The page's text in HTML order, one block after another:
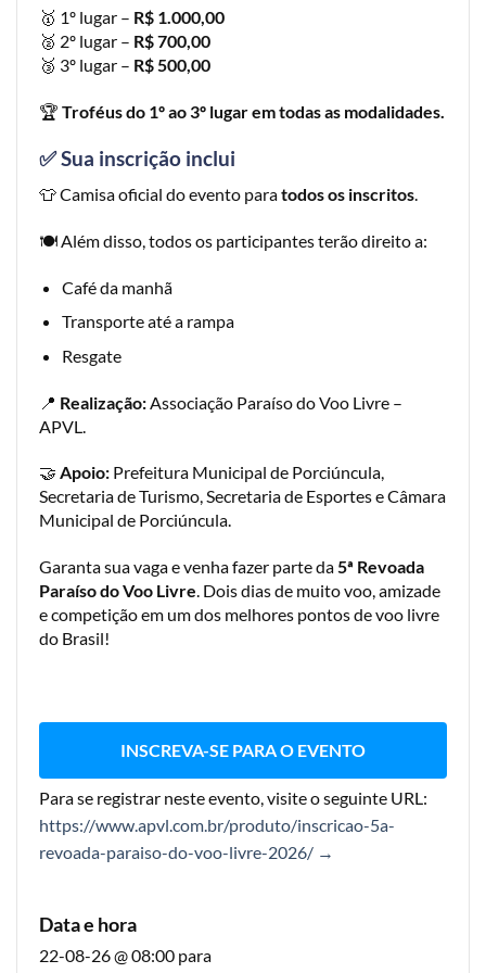
🥇 1º lugar – R$ 1.000,00
🥈 2º lugar – R$ 700,00
🥉 3º lugar – R$ 500,00
🏆 Troféus do 1º ao 3º lugar em todas as modalidades.
✅ Sua inscrição inclui
👕 Camisa oficial do evento paratodos os inscritos.
🍽️ Além disso, todos os participantes terão direito a:
Café da manhã
Transporte até a rampa
Resgate
📍 Realização: Associação Paraíso do Voo Livre –
APVL.
🤝 Apoio: Prefeitura Municipal de Porciúncula,
Secretaria de Turismo, Secretaria de Esportes e Câmara
Municipal de Porciúncula.
Garanta sua vaga e venha fazer parte da5ª Revoada
Paraíso do Voo Livre. Dois dias de muito voo, amizade
e competição em um dos melhores pontos de voo livre
do Brasil!
INSCREVA-SE PARA O EVENTO
Para se registrar neste evento, visite o seguinte URL:
https://www.apvl.com.br/produto/inscricao-5a-
revoada-paraiso-do-voo-livre-2026/ →
Data e hora
22-08-26 @ 08:00 para